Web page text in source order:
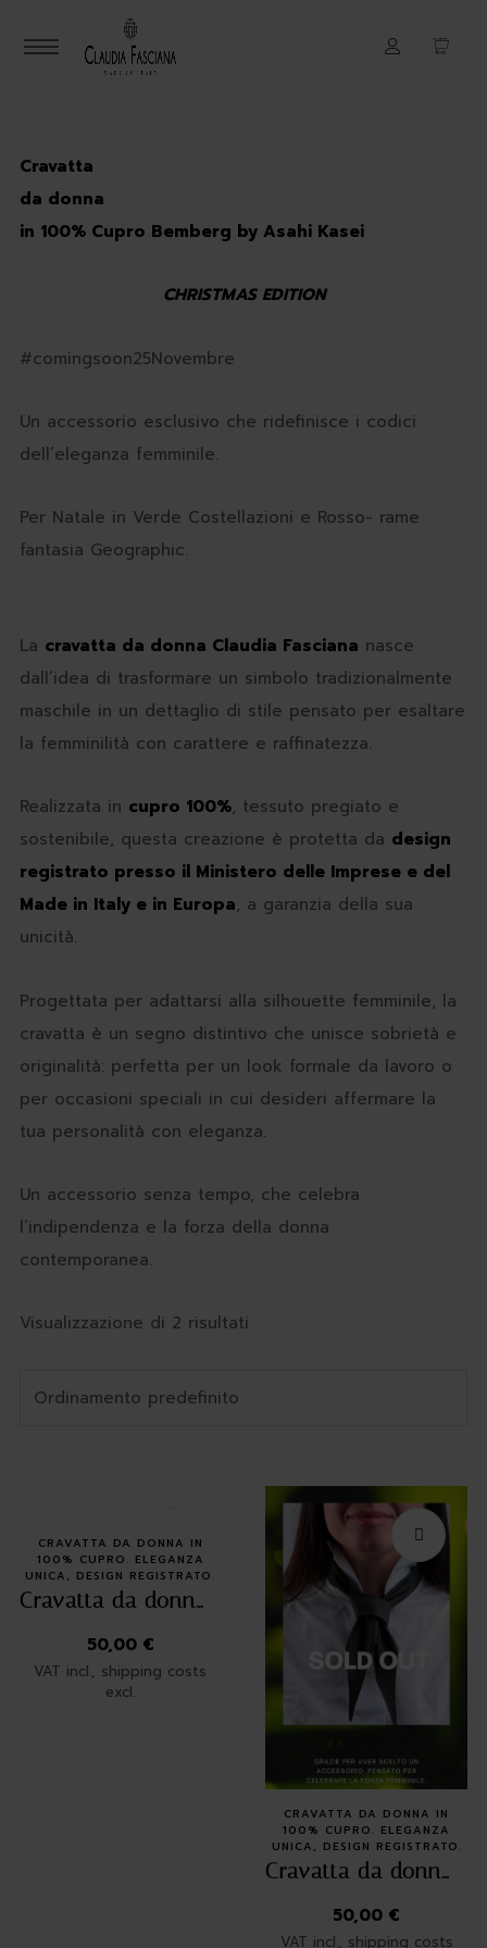
Cravatta
da donna
in 100% Cupro Bemberg by Asahi Kasei
CHRISTMAS EDITION
#comingsoon25Novembre
Un accessorio esclusivo che ridefinisce i codici
dell’eleganza femminile.
Per Natale in Verde Costellazioni e Rosso- rame
fantasia Geographic.
La cravatta da donna Claudia Fasciana nasce
dall’idea di trasformare un simbolo tradizionalmente
maschile in un dettaglio di stile pensato per esaltare
la femminilità con carattere e raffinatezza.
Realizzata in cupro 100%, tessuto pregiato e
sostenibile, questa creazione è protetta da design
registrato presso il Ministero delle Imprese e del
Made in Italy e in Europa, a garanzia della sua
unicità.
Progettata per adattarsi alla silhouette femminile, la
cravatta è un segno distintivo che unisce sobrietà e
originalità: perfetta per un look formale da lavoro o
per occasioni speciali in cui desideri affermare la
tua personalità con eleganza.
Un accessorio senza tempo, che celebra
l’indipendenza e la forza della donna
contemporanea.
Visualizzazione di 2 risultati
Quick Buy
CRAVATTA DA DONNA IN
100% CUPRO. ELEGANZA
UNICA, DESIGN REGISTRATO.
Cravatta da donna – Geographic bronze
50,00 €
VAT incl., shipping costs
excl.
Quick Buy
CRAVATTA DA DONNA IN
100% CUPRO. ELEGANZA
UNICA, DESIGN REGISTRATO.
Cravatta da donna – Verde Costellazioni
50,00 €
VAT incl., shipping costs